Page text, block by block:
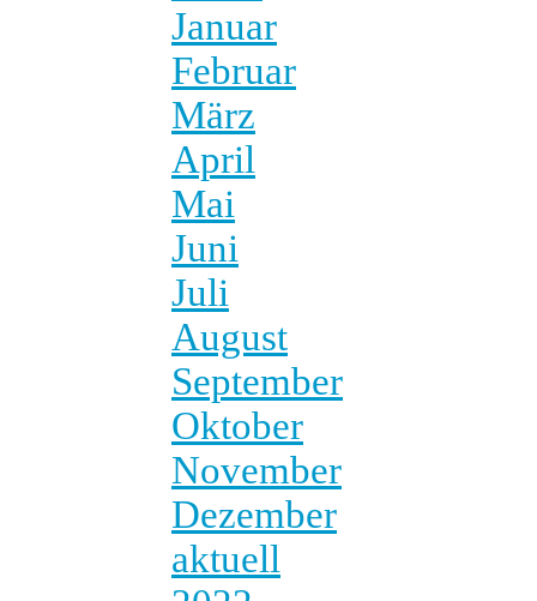
Januar
Februar
März
April
Mai
Juni
Juli
August
September
Oktober
November
Dezember
aktuell